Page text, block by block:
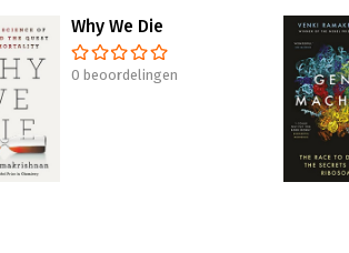
Why We Die
0 beoordelingen